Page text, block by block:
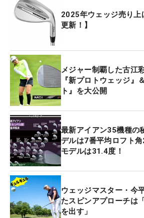
2025年ウェッジ売り上
更新！】
メジャー制覇した古江
『新プロトウェッジ』
ト』を大公開
最新アイアン35機種
デルは7番平均ロフト
モデルは31.4度！
ウェッジマスター・今
たスピンアプローチは
を出す」